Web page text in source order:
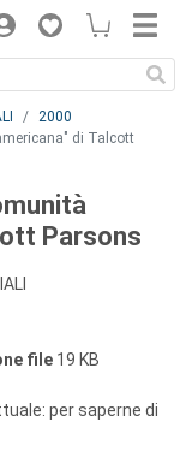
2000
di Talcott
Parsons
file 19 KB
per saperne di